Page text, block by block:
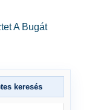
A Bugát
keresés